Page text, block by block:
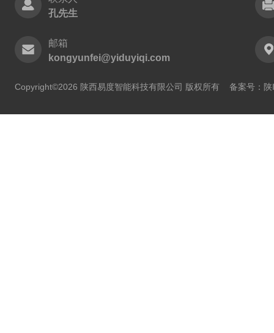
孔先生
邮箱
kongyunfei@yiduyiqi.com
Copyright©2026 陕西易度智能科技有限公司 版权所有 备案号：